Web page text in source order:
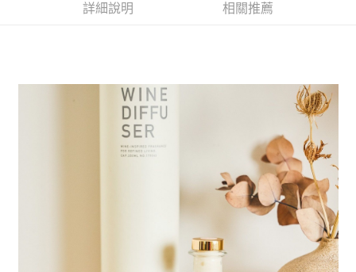
4.訂單成立30分鐘內，如未前往確認交易或遇審核未通過，訂單將自動取
醒簡訊。
2.透過簡訊連結打開帳單後，可選擇「超商條碼／台灣大直營門市／銀行轉
帳／街口支付／iPASS MONEY」等通路繳費。
1.本服務係由「台灣大哥大股份有限公司」（以下簡稱本公司）所提供，讓
用戶於交易時，得透過本服務購買商品或服務，並由商店將買賣／分期付款
買賣價金債權讓與本公司後，依約使用本公司帳單繳交帳款。
2.基於同意付款使用「大哥付你分期」之契約關係目的，商店將以您的個人
資料（包含姓名、電話或地址）提供予台灣大哥大進項蒐集、處理及利用，
由本公司與您本人進行分期帳單所需資料之確認、核對及更正。
3.完整用戶服務條款，請詳閱以下連結：
https://oppay.tw/userRule
１．於結帳方式選擇「AFTEE先享後付」後，將跳轉至「AFTEE先享後付」
結帳頁面，進行簡訊認證並確認金額後，即可完成結帳。
２．訂單成立數日內，您將收到繳費通知簡訊。
３．收到繳費通知簡訊後14天內，點擊此簡訊中的連結，可透過四大超商／
ATM／網路銀行／等多元方式進行付款，方視為交易完成。
※ 請注意：結帳手續完成當下不需立刻繳費，但若您需要取消訂單，請聯絡
購買商品的店家。未經商家同意取消之訂單仍視為有效，需透過AFTEE先享
※ 交易是否成功請以「AFTEE先享後付 」之結帳頁面顯示為準，若有關於
是否繳費成功／繳費後需取消欲退款等相關疑問，請聯繫「AFTEE先享後付
https://netprotections.freshdesk.com/support/home
每筆NT$80，滿NT$1,500(含以上)免運費
每筆NT$80，滿NT$1,500(含以上)免運費
每筆NT$80，滿NT$1,500(含以上)免運費
詳細說明 相關推薦